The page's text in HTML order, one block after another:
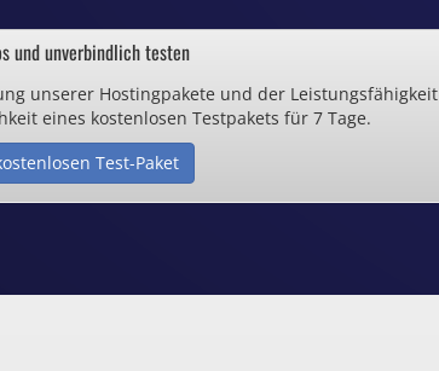
ab 0,70€ / Monat
.de Domain
ab 1,25€ / Monat
Zertifikate
und unverbindlich testen
unserer Hostingpakete und der Leistungsfähigkeit
eines kostenlosen Testpakets für 7 Tage.
Test-Paket